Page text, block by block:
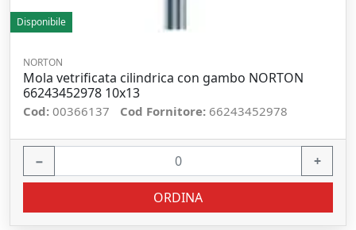
Disponibile
NORTON
Mola vetrificata cilindrica con gambo NORTON
66243452978 10x13
Cod: 00366137 Cod Fornitore: 66243452978
− +
ORDINA